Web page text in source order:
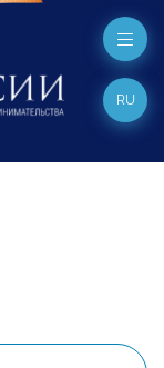
RU